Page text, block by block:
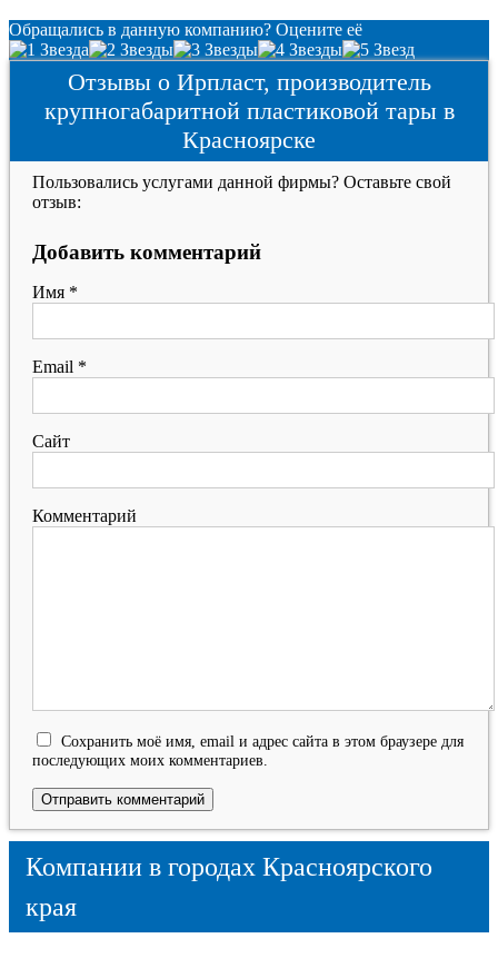
Обращались в данную компанию? Оцените её
Отзывы о Ирпласт, производитель
крупногабаритной пластиковой тары в
Красноярске
Пользовались услугами данной фирмы? Оставьте свой
отзыв:
Добавить комментарий
Имя *
Email *
Сайт
Комментарий
Сохранить моё имя, email и адрес сайта в этом браузере для
последующих моих комментариев.
Компании в городах Красноярского
края